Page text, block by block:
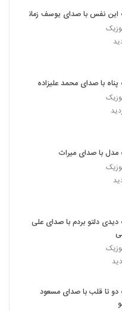
نفس با صدای یوسف زمانی
با صدای محمد علیزاده
با صدای میراث
دلتو بردم با صدای علی
تا قلب با صدای مسعود